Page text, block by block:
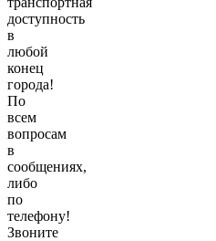
доступность
в
любой
конец
города!
По
всем
вопросам
в
сообщениях,
либо
по
телефону!
Звоните